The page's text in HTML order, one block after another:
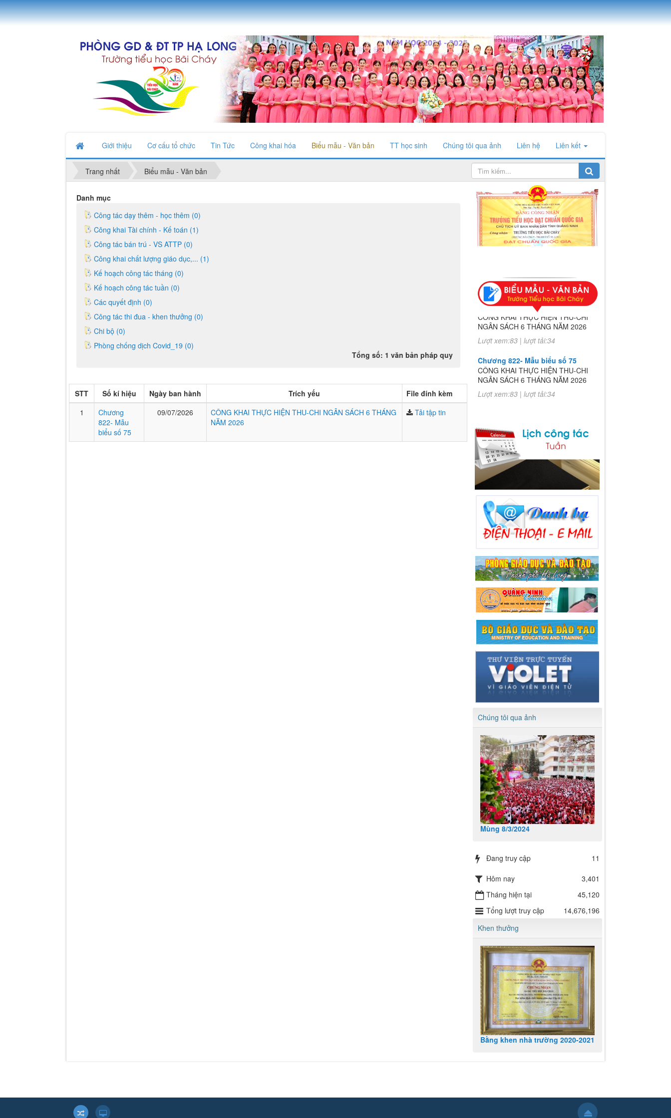
Giới thiệu Cơ cấu tổ chức Tin Tức Công khai hóa Biểu mẫu - Văn bản TT học sinh Chúng tôi qua ảnh Liên hệ Liên kết
Trang nhất Biểu mẫu - Văn bản
Danh mục
Công tác dạy thêm - học thêm (0)
Công khai Tài chính - Kế toán (1)
Công tác bán trú - VS ATTP (0)
Công khai chất lượng giáo dục,... (1)
Kế hoạch công tác tháng (0)
Kế hoạch công tác tuần (0)
Các quyết định (0)
Công tác thi đua - khen thưởng (0)
Chi bộ (0)
Phòng chống dịch Covid_19 (0)
Tổng số: 1 văn bản pháp quy
STT Số kí hiệu Ngày ban hành Trích yếu
File đính kèm
1
Chương
822- Mẫu
biểu số 75
09/07/2026
CÔNG KHAI THỰC HIỆN THU-CHI NGÂN SÁCH 6 THÁNG
NĂM 2026
Tải tập tin
Chương 822- Mẫu biểu số 75
CÔNG KHAI THỰC HIỆN THU-CHI
NGÂN SÁCH 6 THÁNG NĂM 2026
Chương 822- Mẫu biểu số 75
CÔNG KHAI THỰC HIỆN THU-CHI
NGÂN SÁCH 6 THÁNG NĂM 2026
Chúng tôi qua ảnh
Mùng 8/3/2024
Đang truy cập 11
Hôm nay
3,401
Tháng hiện tại
45,120
Tổng lượt truy cập
14,676,196
Khen thưởng
Bằng khen nhà trường 2020-2021